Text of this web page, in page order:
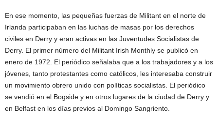
En ese momento, las pequeñas fuerzas de Militant en el norte de
Irlanda participaban en las luchas de masas por los derechos
civiles en Derry y eran activas en las Juventudes Socialistas de
Derry. El primer número del Militant Irish Monthly se publicó en
enero de 1972. El periódico señalaba que a los trabajadores y a los
jóvenes, tanto protestantes como católicos, les interesaba construir
un movimiento obrero unido con políticas socialistas. El periódico
se vendió en el Bogside y en otros lugares de la ciudad de Derry y
en Belfast en los días previos al Domingo Sangriento.